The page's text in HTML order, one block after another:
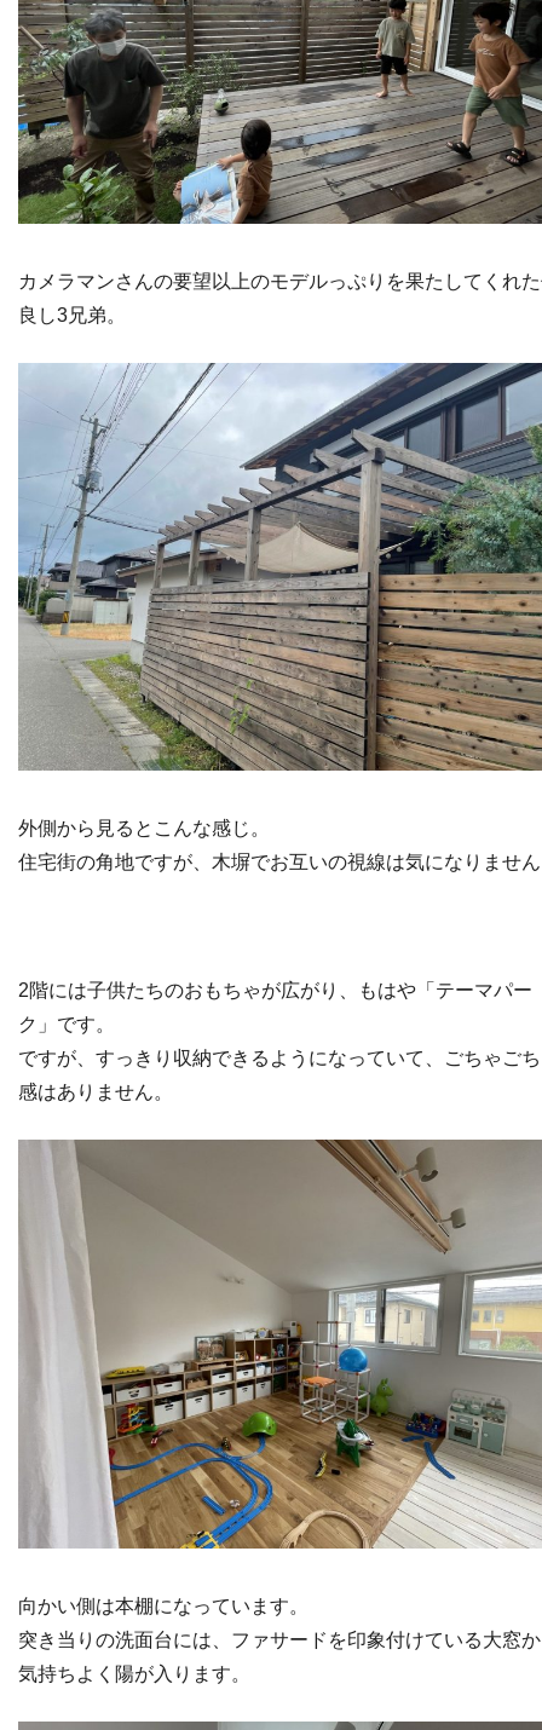
カメラマンさんの要望以上のモデルっぷりを果たしてくれ
良し3兄弟。
外側から見るとこんな感じ。
住宅街の角地ですが、木塀でお互いの視線は気になりませ
2階には子供たちのおもちゃが広がり、もはや「テーマパー
ク」です。
ですが、すっきり収納できるようになっていて、ごちゃご
感はありません。
向かい側は本棚になっています。
突き当りの洗面台には、ファサードを印象付けている大窓
気持ちよく陽が入ります。